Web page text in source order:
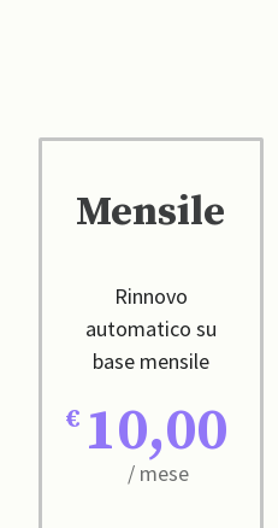
Mensile
Rinnovo
automatico su
base mensile
10,00
/ mese